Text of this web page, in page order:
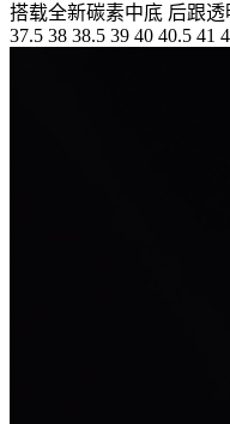
搭载全新碳素中底 后跟
37.5 38 38.5 39 40 40.5 41